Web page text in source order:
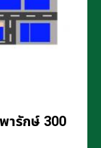
พารักษ์ 300